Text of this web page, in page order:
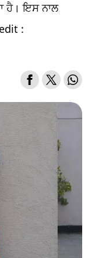
ਹੈ। ਇਸ ਨਾਲ
: